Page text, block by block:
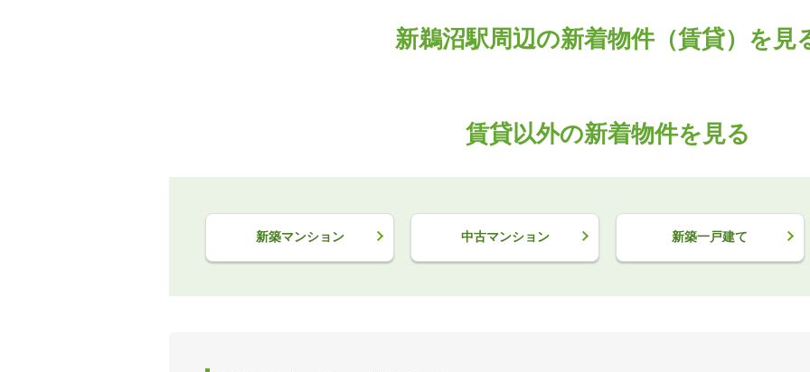
新鵜沼駅周辺の新着物件（賃貸）を見
賃貸以外の新着物件を見る
新築マンション 中古マンション 新築一戸建て